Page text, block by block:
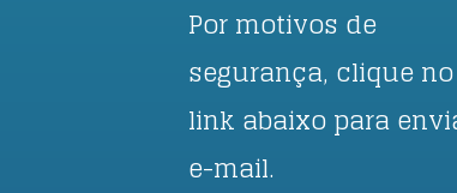
Por motivos de
segurança, clique no
link abaixo para
e-mail.